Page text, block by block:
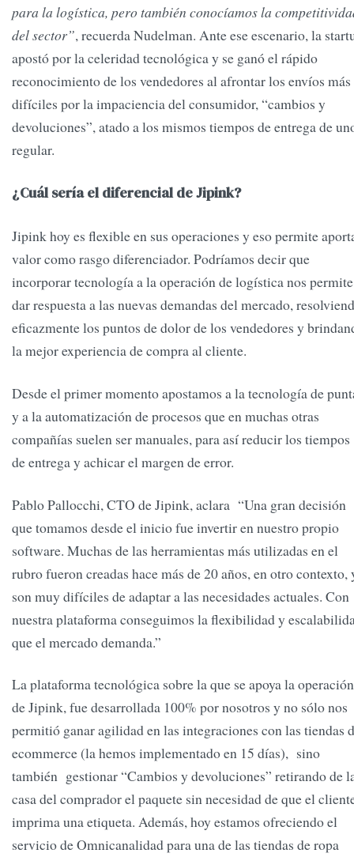
para la logística, pero también conocíamos la
del sector”, recuerda Nudelman. Ante ese escenario, la
apostó por la celeridad tecnológica y se ganó el rápido
reconocimiento de los vendedores al afrontar los envíos más
difíciles por la impaciencia del consumidor, “cambios y
devoluciones”, atado a los mismos tiempos de entrega de
regular.
¿Cuál sería el diferencial de Jipink?
Jipink hoy es flexible en sus operaciones y eso permite
valor como rasgo diferenciador. Podríamos decir que
incorporar tecnología a la operación de logística nos permite
dar respuesta a las nuevas demandas del mercado,
eficazmente los puntos de dolor de los vendedores y
la mejor experiencia de compra al cliente.
Desde el primer momento apostamos a la tecnología de
y a la automatización de procesos que en muchas otras
compañías suelen ser manuales, para así reducir los tiempos
de entrega y achicar el margen de error.
Pablo Pallocchi, CTO de Jipink, aclara “Una gran decisión
que tomamos desde el inicio fue invertir en nuestro propio
software. Muchas de las herramientas más utilizadas en el
rubro fueron creadas hace más de 20 años, en otro contexto,
son muy difíciles de adaptar a las necesidades actuales. Con
nuestra plataforma conseguimos la flexibilidad y
que el mercado demanda.”
La plataforma tecnológica sobre la que se apoya la operación
de Jipink, fue desarrollada 100% por nosotros y no sólo nos
permitió ganar agilidad en las integraciones con las tiendas
ecommerce (la hemos implementado en 15 días), sino
también gestionar “Cambios y devoluciones” retirando de
casa del comprador el paquete sin necesidad de que el
imprima una etiqueta. Además, hoy estamos ofreciendo el
servicio de Omnicanalidad para una de las tiendas de ropa